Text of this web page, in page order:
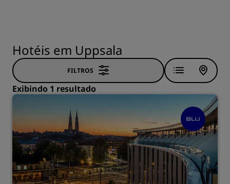
Hotéis em Uppsala
FILTROS
Exibindo 1 resultado